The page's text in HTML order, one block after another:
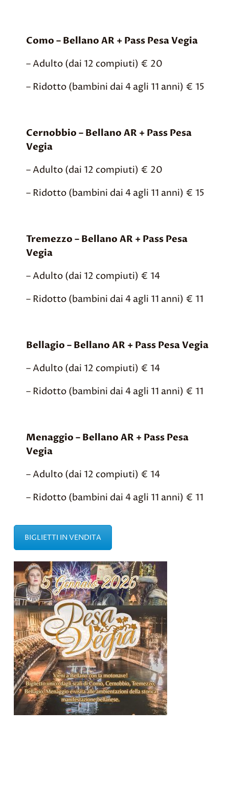
Como – Bellano AR + Pass Pesa Vegia
– Adulto (dai 12 compiuti) € 20
– Ridotto (bambini dai 4 agli 11 anni) € 15
Cernobbio – Bellano AR + Pass Pesa
Vegia
– Adulto (dai 12 compiuti) € 20
– Ridotto (bambini dai 4 agli 11 anni) € 15
Tremezzo – Bellano AR + Pass Pesa
Vegia
– Adulto (dai 12 compiuti) € 14
– Ridotto (bambini dai 4 agli 11 anni) € 11
Bellagio – Bellano AR + Pass Pesa Vegia
– Adulto (dai 12 compiuti) € 14
– Ridotto (bambini dai 4 agli 11 anni) € 11
Menaggio – Bellano AR + Pass Pesa
Vegia
– Adulto (dai 12 compiuti) € 14
– Ridotto (bambini dai 4 agli 11 anni) € 11
BIGLIETTI IN VENDITA